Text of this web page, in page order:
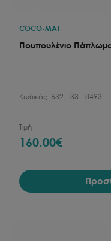
COCO-MAT
Πουπουλένιο
Κωδικός: 632-133-18493
Τιμή
160.00€